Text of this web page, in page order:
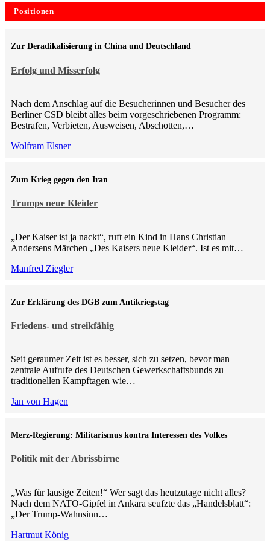
Positionen
Erfolg und Misserfolg
Zur Deradikalisierung in China und Deutschland
Nach dem Anschlag auf die Besucherinnen und Besucher des
Berliner CSD bleibt alles beim vorgeschriebenen Programm:
Bestrafen, Verbieten, Ausweisen, Abschotten,…
Wolfram Elsner
Trumps neue Kleider
Zum Krieg gegen den Iran
„Der Kaiser ist ja nackt“, ruft ein Kind in Hans Christian
Andersens Märchen „Des Kaisers neue Kleider“. Ist es mit…
Manfred Ziegler
Friedens- und streikfähig
Zur Erklärung des DGB zum Antikriegstag
Seit geraumer Zeit ist es besser, sich zu setzen, bevor man
zentrale Aufrufe des Deutschen Gewerkschaftsbunds zu
traditionellen Kampftagen wie…
Jan von Hagen
Politik mit der Abrissbirne
Merz-Regierung: Militarismus kontra Inte­ressen des Volkes
„Was für lausige Zeiten!“ Wer sagt das heutzutage nicht alles?
Nach dem NATO-Gipfel in Ankara seufzte das „Handelsblatt“:
„Der Trump-Wahnsinn…
Hartmut König